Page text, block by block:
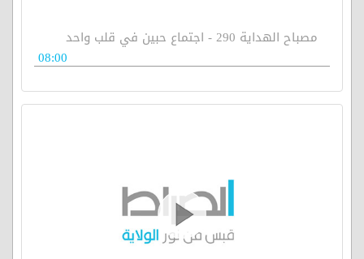
مصباح الهداية 290 - اجتماع حبين في قلب واحد
08:00